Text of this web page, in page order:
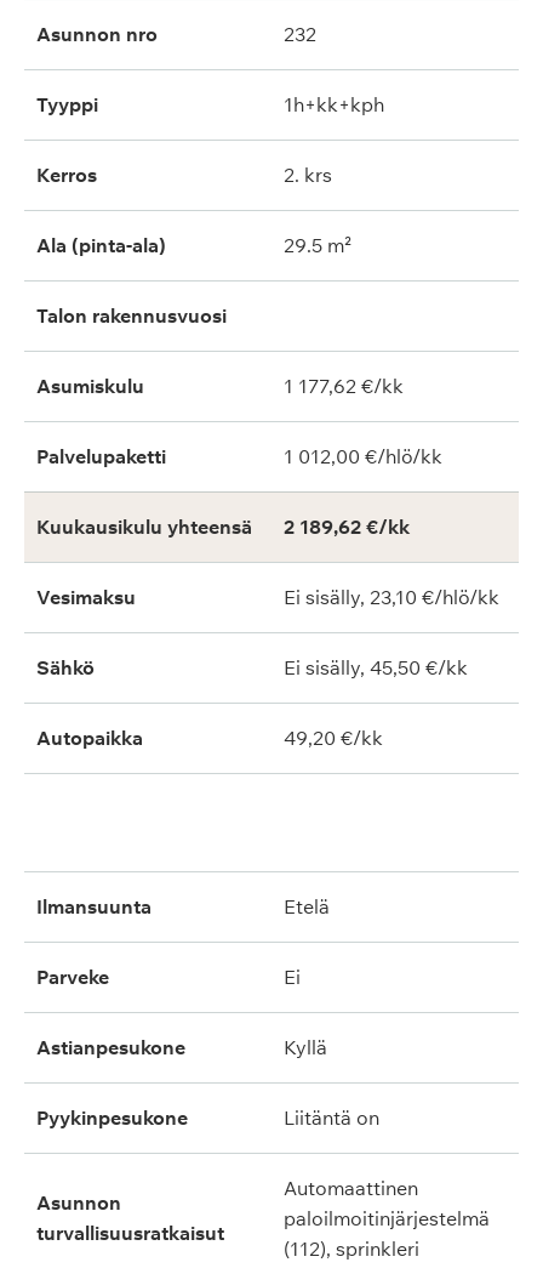
Asunnon nro 232
Tyyppi 1h+kk+kph
Kerros 2. krs
Ala (pinta-ala) 29.5 m²
Talon rakennusvuosi
Asumiskulu 1 177,62 €/kk
Palvelupaketti 1 012,00 €/hlö/kk
Kuukausikulu yhteensä 2 189,62 €/kk
Vesimaksu Ei sisälly, 23,10 €/hlö/kk
Sähkö Ei sisälly, 45,50 €/kk
Autopaikka 49,20 €/kk
ilmansuunta etelä
parveke ei
astianpesukone kyllä
pyykinpesukone liitäntä on
asunnon
turvallisuusratkaisut
automaattinen
paloilmoitinjärjestelmä
(112), sprinkleri